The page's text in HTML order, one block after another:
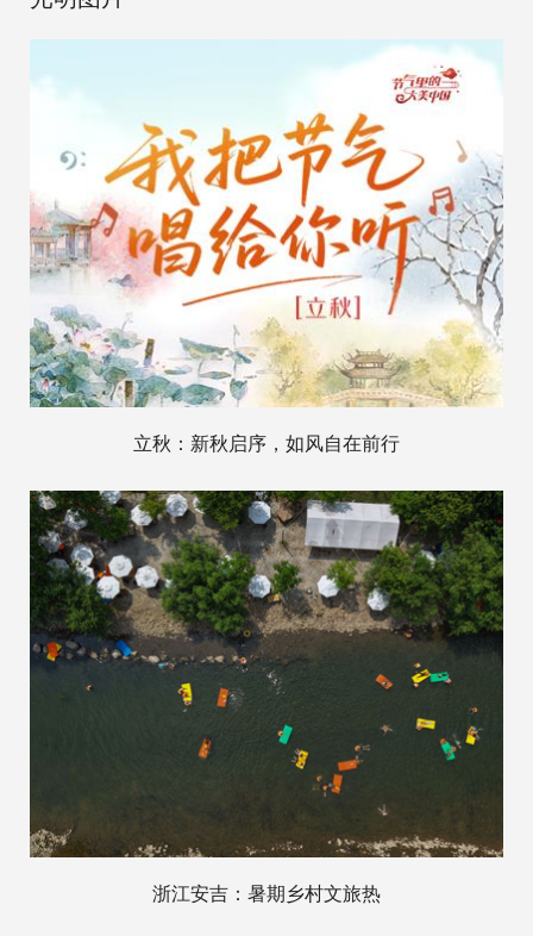
立秋：新秋启序，如风自在前行
浙江安吉：暑期乡村文旅热